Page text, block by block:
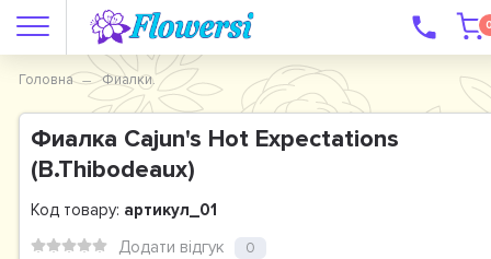
Головна Фиалки.
Фиалка Cajun's Hot Expectations
(B.Thibodeaux)
Код товару: артикул_01
Додати відгук
0